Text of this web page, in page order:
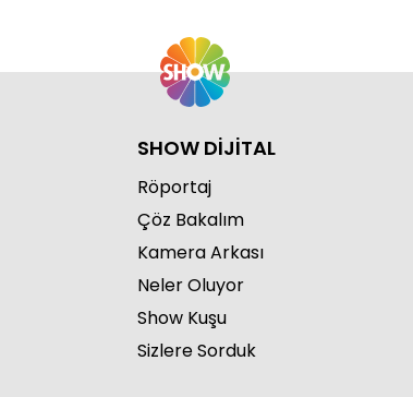
SHOW DİJİTAL
Röportaj
Çöz Bakalım
Kamera Arkası
Neler Oluyor
Show Kuşu
Sizlere Sorduk